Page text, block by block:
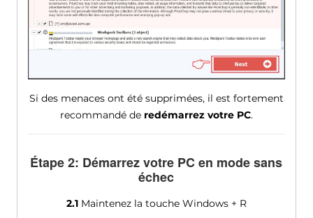
Si des menaces ont été supprimées, il est fortement
recommandé de redémarrez votre PC.
Étape 2: Démarrez votre PC en mode sans
échec
2.1Maintenez la touche Windows + R